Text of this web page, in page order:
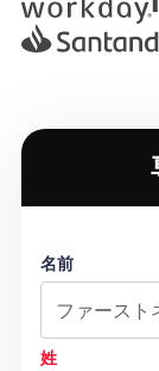
名前
姓